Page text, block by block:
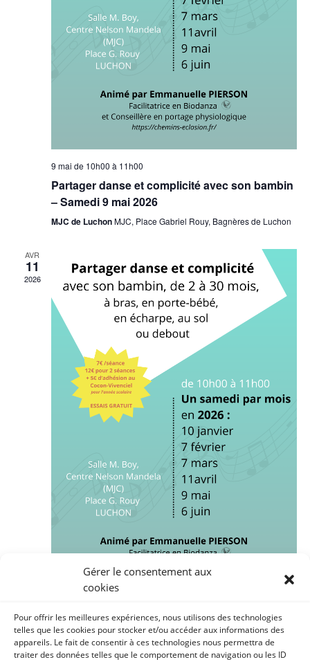
Gérer le consentement aux
cookies
Pour offrir les meilleures expériences, nous utilisons des technologies
telles que les cookies pour stocker et/ou accéder aux informations des
appareils. Le fait de consentir à ces technologies nous permettra de
traiter des données telles que le comportement de navigation ou les ID
9 mai de 10h00 à 11h00
Partager danse et complicité avec son bambin
– Samedi 9 mai 2026
MJC de LuchonMJC, Place Gabriel Rouy, Bagnères de Luchon
AVR
11
2026
11 avril de 10h00 11h00
Partager danse et complicité avec son bambin
– Samedi 11 avril 2026